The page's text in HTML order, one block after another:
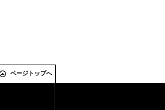
ページトップへ